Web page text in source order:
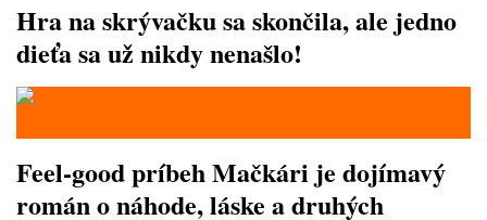
Hra na skrývačku sa skončila, ale jedno
dieťa sa už nikdy nenašlo!
Feel-good príbeh Mačkári je dojímavý
román o náhode, láske a druhých